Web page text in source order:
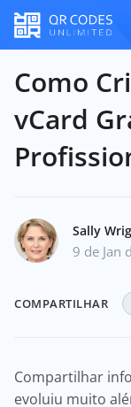
Como
vCard
Sally
9 de Jan
COMPARTILHAR
Compartilhar
evoluiu muito